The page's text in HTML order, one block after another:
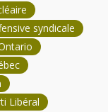
syndicale
Libéral